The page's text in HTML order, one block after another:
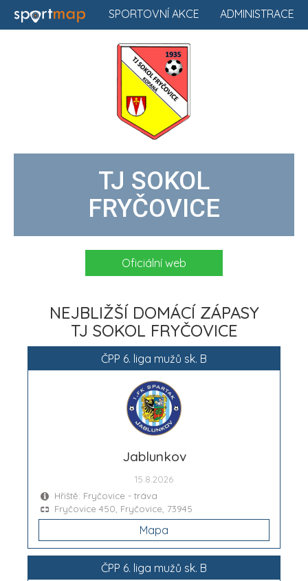
ADMINISTRACE
SPORTOVNÍ AKCE
TJ SOKOL
FRYČOVICE
Oficiální web
NEJBLIŽŠÍ DOMÁCÍ ZÁPASY
TJ SOKOL FRYČOVICE
ČPP 6. liga mužů sk. B
Jablunkov
15.8.2026
Hřiště: Fryčovice - tráva
Fryčovice 450, Fryčovice, 73945
Mapa
ČPP 6. liga mužů sk. B